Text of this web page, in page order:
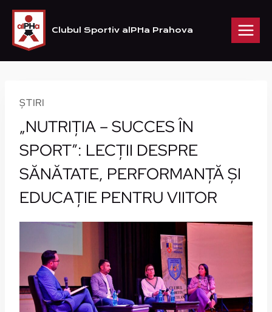
Skip
content
Clubul Sportiv alPHa Prahova
ȘTIRI
„NUTRIȚIA – SUCCES ÎN
SPORT”: LECȚII DESPRE
SĂNĂTATE, PERFORMANȚĂ ȘI
EDUCAȚIE PENTRU VIITOR